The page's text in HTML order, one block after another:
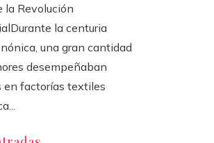
la Revolución
la centuria
una gran cantidad
desempeñaban
en factorías textiles